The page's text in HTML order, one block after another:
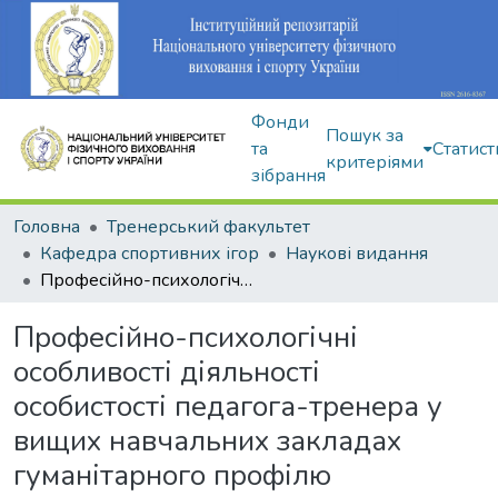
Фонди
та
зібрання
Пошук за
критеріями
Головна
Тренерський факультет
Кафедра спортивних ігор
Наукові видання
Професійно-психологічні особливості діяльності особистості педагога-тренера у вищих навчальних закладах гуманітарного профілю
Професійно-психологічні
особливості діяльності
особистості педагога-тренера у
вищих навчальних закладах
гуманітарного профілю